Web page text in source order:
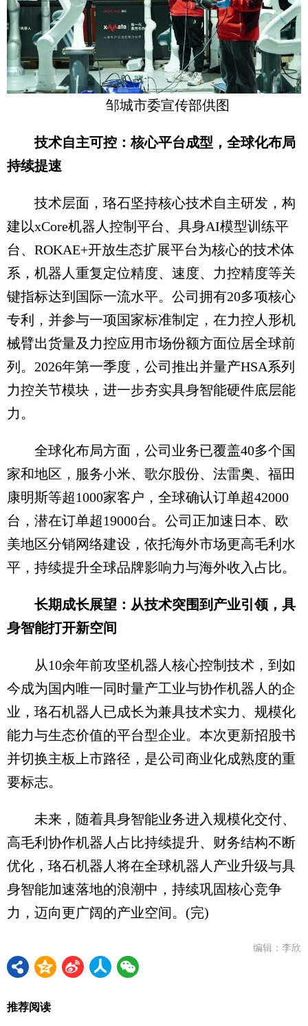
邹城市委宣传部供图
技术自主可控：核心平台成型，全球化布局
持续提速
技术层面，珞石坚持核心技术自主研发，构
建以xCore机器人控制平台、具身AI模型训练平
台、ROKAE+开放生态扩展平台为核心的技术体
系，机器人重复定位精度、速度、力控精度等关
键指标达到国际一流水平。公司拥有20多项核心
专利，并参与一项国家标准制定，在力控人形机
械臂出货量及力控应用市场份额方面位居全球前
列。2026年第一季度，公司推出并量产HSA系列
力控关节模块，进一步夯实具身智能硬件底层能
力。
全球化布局方面，公司业务已覆盖40多个国
家和地区，服务小米、歌尔股份、法雷奥、福田
康明斯等超1000家客户，全球确认订单超42000
台，潜在订单超19000台。公司正加速日本、欧
美地区分销网络建设，依托海外市场更高毛利水
平，持续提升全球品牌影响力与海外收入占比。
长期成长展望：从技术突围到产业引领，具
身智能打开新空间
从10余年前攻坚机器人核心控制技术，到如
今成为国内唯一同时量产工业与协作机器人的企
业，珞石机器人已成长为兼具技术实力、规模化
能力与生态价值的平台型企业。本次更新招股书
并切换主板上市路径，是公司商业化成熟度的重
要标志。
未来，随着具身智能业务进入规模化交付、
高毛利协作机器人占比持续提升、财务结构不断
优化，珞石机器人将在全球机器人产业升级与具
身智能加速落地的浪潮中，持续巩固核心竞争
力，迈向更广阔的产业空间。(完)
编辑：李欣
推荐阅读